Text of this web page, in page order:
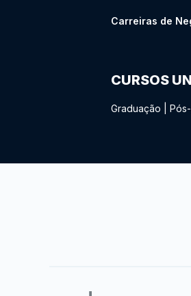
Carreiras de
CURSOS
Graduação